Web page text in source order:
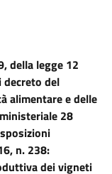
della legge 12
decreto del
alimentare e delle
28
n. 238:
dei vigneti